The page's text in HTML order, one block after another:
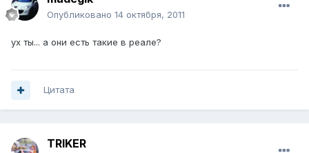
Опубликовано 14 октября, 2011
ух ты... а они есть такие в реале?
Цитата
TRIKER